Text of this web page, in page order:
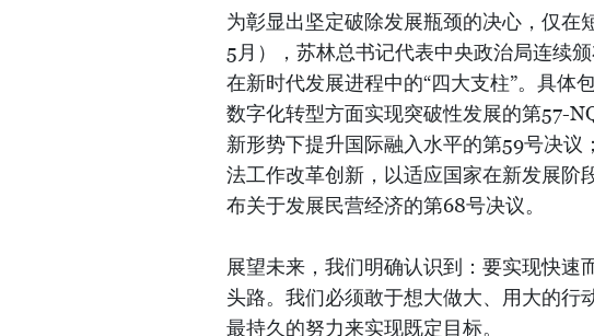
为彰显出坚定破除发展瓶颈的决心，仅在
5月），苏林总书记代表中央政治局连续
在新时代发展进程中的“四大支柱”。具体
数字化转型方面实现突破性发展的第57-
新形势下提升国际融入水平的第59号决
法工作改革创新，以适应国家在新发展阶
布关于发展民营经济的第68号决议。
展望未来，我们明确认识到：要实现快速
头路。我们必须敢于想大做大、用大的行
最持久的努力来实现既定目标。